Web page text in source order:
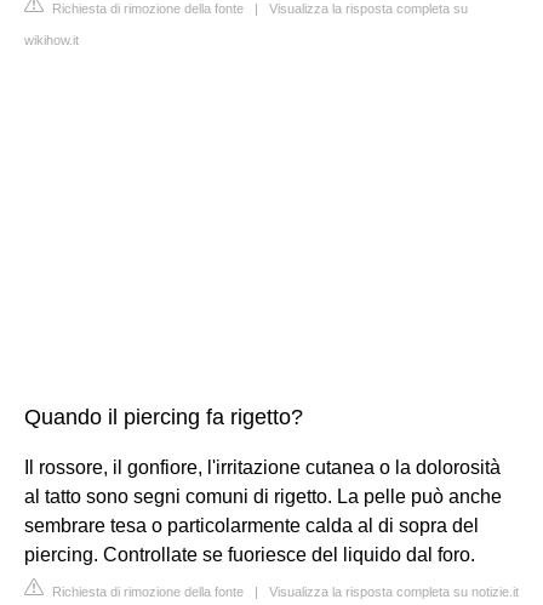
Richiesta di rimozione della fonte | Visualizza la risposta completa su
wikihow.it
Quando il piercing fa rigetto?
Il rossore, il gonfiore, l'irritazione cutanea o la dolorosità
al tatto sono segni comuni di rigetto. La pelle può anche
sembrare tesa o particolarmente calda al di sopra del
piercing. Controllate se fuoriesce del liquido dal foro.
Richiesta di rimozione della fonte | Visualizza la risposta completa su notizie.it